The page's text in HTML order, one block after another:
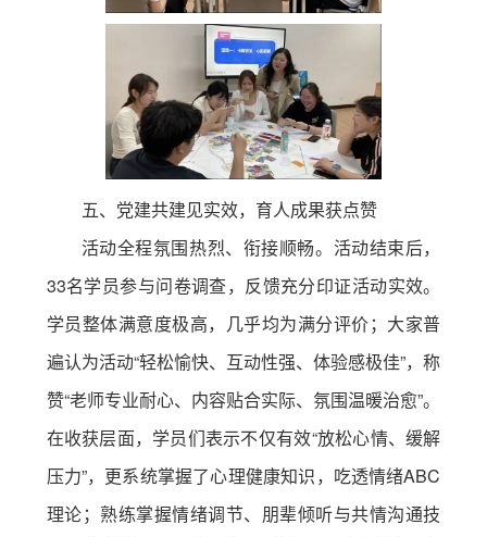
五、党建共建见实效，育人成果获点赞
活动全程氛围热烈、衔接顺畅。活动结束后，
33名学员参与问卷调查，反馈充分印证活动实效。
学员整体满意度极高，几乎均为满分评价；大家普
遍认为活动“轻松愉快、互动性强、体验感极佳”，称
赞“老师专业耐心、内容贴合实际、氛围温暖治愈”。
在收获层面，学员们表示不仅有效“放松心情、缓解
压力”，更系统掌握了心理健康知识，吃透情绪ABC
理论；熟练掌握情绪调节、朋辈倾听与共情沟通技